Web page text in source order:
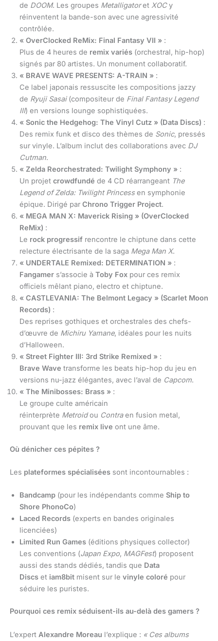
de DOOM. Les groupes Metalligatoret XOCy
réinventent la bande-son avec une agressivité
contrôlée.
« OverClocked ReMix: Final Fantasy VII » :
Plus de 4 heures de remix variés (orchestral, hip-hop)
signés par 80 artistes. Un monument collaboratif.
« BRAVE WAVE PRESENTS: A-TRAIN » :
Ce label japonais ressuscite les compositions jazzy
de Ryuji Sasai(compositeur de Final Fantasy Legend
III) en versions lounge sophistiquées.
« Sonic the Hedgehog: The Vinyl Cutz » (Data Discs) :
Des remix funk et disco des thèmes de Sonic, pressés
sur vinyle. L’album inclut des collaborations avec DJ
Cutman.
« Zelda Reorchestrated: Twilight Symphony » :
Un projet crowdfundé de 4 CD réarrangeant The
Legend of Zelda: Twilight Princessen symphonie
épique. Dirigé par Chrono Trigger Project.
« MEGA MAN X: Maverick Rising » (OverClocked
ReMix) :
Le rock progressif rencontre le chiptune dans cette
relecture électrisante de la saga Mega Man X.
« UNDERTALE Remixed: DETERMINATION » :
Fangamer s’associe à Toby Fox pour ces remix
officiels mêlant piano, electro et chiptune.
« CASTLEVANIA: The Belmont Legacy » (Scarlet Moon
Records) :
Des reprises gothiques et orchestrales des chefs-
d’œuvre de Michiru Yamane, idéales pour les nuits
d’Halloween.
« Street Fighter III: 3rd Strike Remixed » :
Brave Wave transforme les beats hip-hop du jeu en
versions nu-jazz élégantes, avec l’aval de Capcom.
« The Minibosses: Brass » :
Le groupe culte américain
réinterprète Metroidou Contraen fusion metal,
prouvant que les remix live ont une âme.
Où dénicher ces pépites ?
Les plateformes spécialisées sont incontournables :
Bandcamp (pour les indépendants comme Ship to
Shore PhonoCo)
Laced Records (experts en bandes originales
licenciées)
Limited Run Games (éditions physiques collector)
Les conventions (Japan Expo, MAGFest) proposent
aussi des stands dédiés, tandis que Data
Discs et iam8bit misent sur le vinyle coloré pour
séduire les puristes.
Pourquoi ces remix séduisent-ils au-delà des gamers ?
L’expert Alexandre Moreau l’explique : « Ces albums